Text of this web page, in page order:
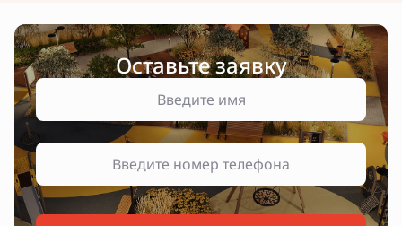
Оставьте заявку